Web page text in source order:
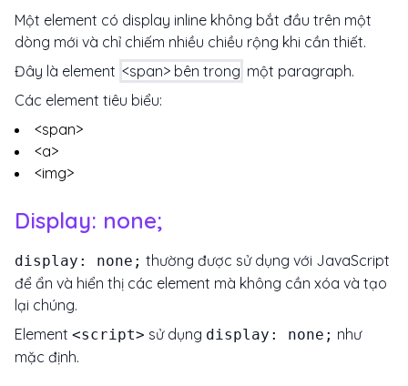
Một element có display inline không bắt đầu trên một
dòng mới và chỉ chiếm nhiều chiều rộng khi cần thiết.
Đây là element <span> bên trong một paragraph.
Các element tiêu biểu:
<span>
<a>
<img>
Display: none;
display: none; thường được sử dụng với JavaScript
để ẩn và hiển thị các element mà không cần xóa và tạo
lại chúng.
Element <script> sử dụng display: none; như
mặc định.